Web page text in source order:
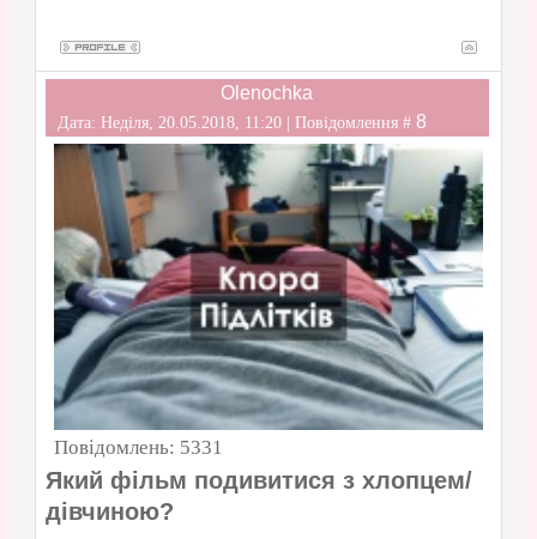
Olenochka
Дата: Неділя, 20.05.2018, 11:20 | Повідомлення # 8
Повідомлень: 5331
Який фільм подивитися з хлопцем/
дівчиною?